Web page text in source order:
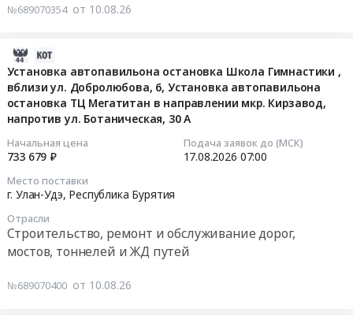
№689070354 от 10.08.26
Установка автопавильона остановка Школа Гимнастики ,
вблизи ул. Добролюбова, 6, Установка автопавильона
остановка ТЦ Мегатитан в направлении мкр. Кирзавод,
напротив ул. Ботаническая, 30 А
Начальная цена
733 679 ₽
Подача заявок до (МСК)
17.08.2026 07:00
Место поставки
г. Улан-Удэ, Республика Бурятия
Отрасли
Строительство, ремонт и обслуживание дорог,
мостов, тоннелей и ЖД путей
№689070400 от 10.08.26